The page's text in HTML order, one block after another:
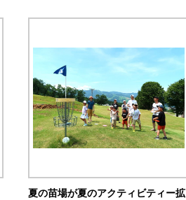
夏の苗場が夏のアクティビティー拡